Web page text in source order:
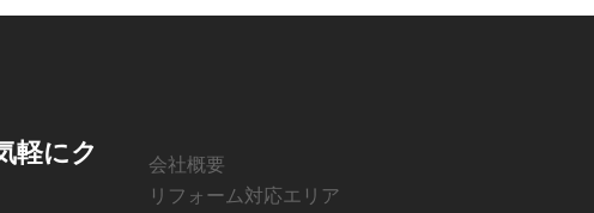
軽にク
会社概要
リフォーム対応エリア